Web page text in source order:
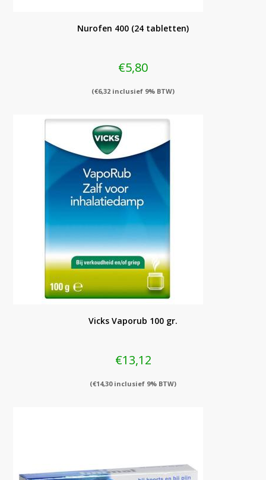
Nurofen 400 (24 tabletten)
€5,80
(€6,32 inclusief 9% BTW)
Vicks Vaporub 100 gr.
€13,12
(€14,30inclusief 9% BTW)